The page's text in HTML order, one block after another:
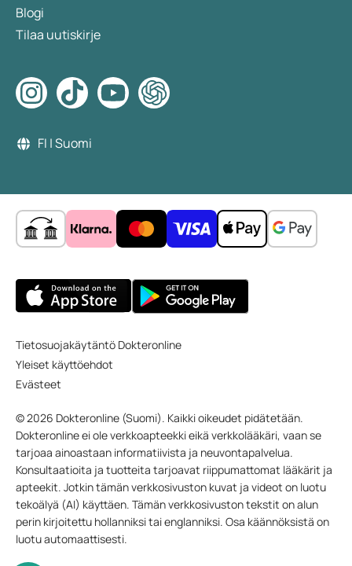
Blogi
Tilaa uutiskirje
FI | Suomi
Tietosuojakäytäntö Dokteronline
Yleiset käyttöehdot
Evästeet
© 2026 Dokteronline (Suomi). Kaikki oikeudet pidätetään.
Dokteronline ei ole verkkoapteekki eikä verkkolääkäri, vaan se
tarjoaa ainoastaan informatiivista ja neuvontapalvelua.
Konsultaatioita ja tuotteita tarjoavat riippumattomat lääkärit ja
apteekit. Jotkin tämän verkkosivuston kuvat ja videot on luotu
tekoälyä (AI) käyttäen. Tämän verkkosivuston tekstit on alun
perin kirjoitettu hollanniksi tai englanniksi. Osa käännöksistä on
luotu automaattisesti.